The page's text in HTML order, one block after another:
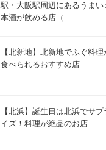
駅・大阪駅周辺にあるうまい
本酒が飲める店（…
【北新地】北新地でふぐ料理
食べられるおすすめ店
【北浜】誕生日は北浜でサプ
イズ！料理が絶品のお店